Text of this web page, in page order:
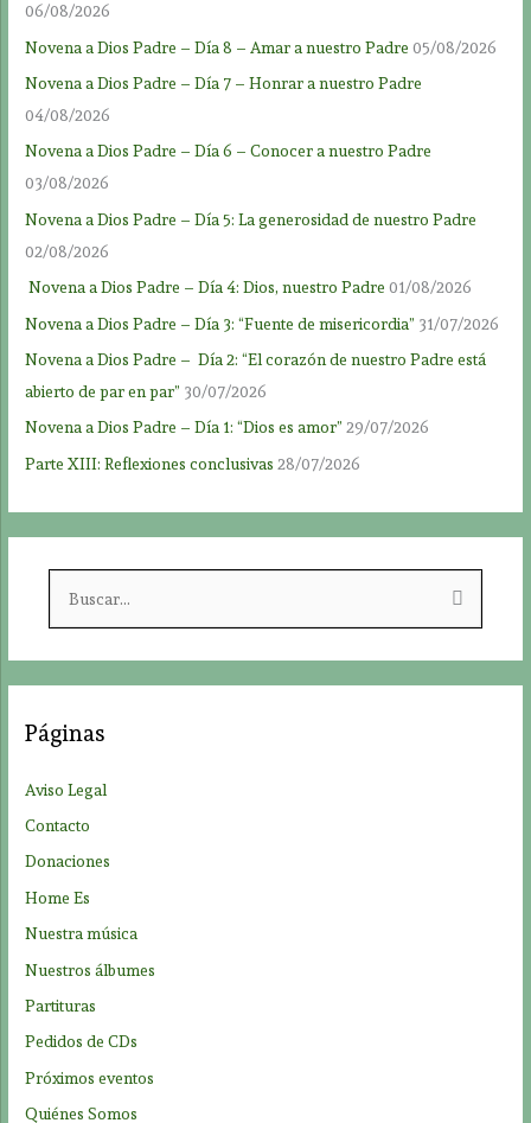
06/08/2026
Novena a Dios Padre – Día 8 – Amar a nuestro Padre 05/08/2026
Novena a Dios Padre – Día 7 – Honrar a nuestro Padre
04/08/2026
Novena a Dios Padre – Día 6 – Conocer a nuestro Padre
03/08/2026
Novena a Dios Padre – Día 5: La generosidad de nuestro Padre
02/08/2026
Novena a Dios Padre – Día 4: Dios, nuestro Padre 01/08/2026
Novena a Dios Padre – Día 3: “Fuente de misericordia” 31/07/2026
Novena a Dios Padre – Día 2: “El corazón de nuestro Padre está
abierto de par en par” 30/07/2026
Novena a Dios Padre – Día 1: “Dios es amor” 29/07/2026
Parte XIII: Reflexiones conclusivas 28/07/2026
r
:
Páginas
Aviso Legal
Contacto
Donaciones
Home Es
Nuestra música
Nuestros álbumes
Partituras
Pedidos de CDs
Próximos eventos
Quiénes Somos